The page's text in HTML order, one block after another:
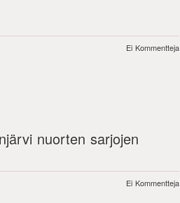
Ei Kommentteja
nuorten sarjojen
Ei Kommentteja